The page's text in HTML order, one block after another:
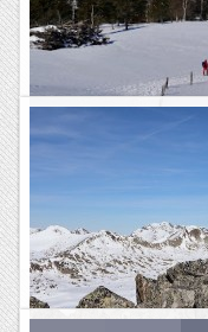
Passejada amb
Aquest hivern ha caigut
que contrasta amb
Blog de muntanya